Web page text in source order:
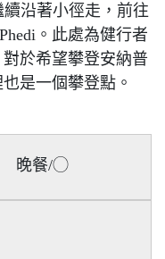
續沿著小徑走，前往
。此處為健行者
於希望攀登安納普
是一個攀登點。
餐/◯